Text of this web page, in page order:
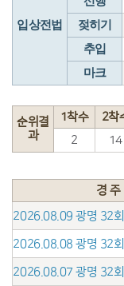
입상전법
젖히기
추입
마크
순위결
과
1착수 2착
2
14
경 주
2026.08.09 광명 32
2026.08.08 광명 32
2026.08.07 광명 32